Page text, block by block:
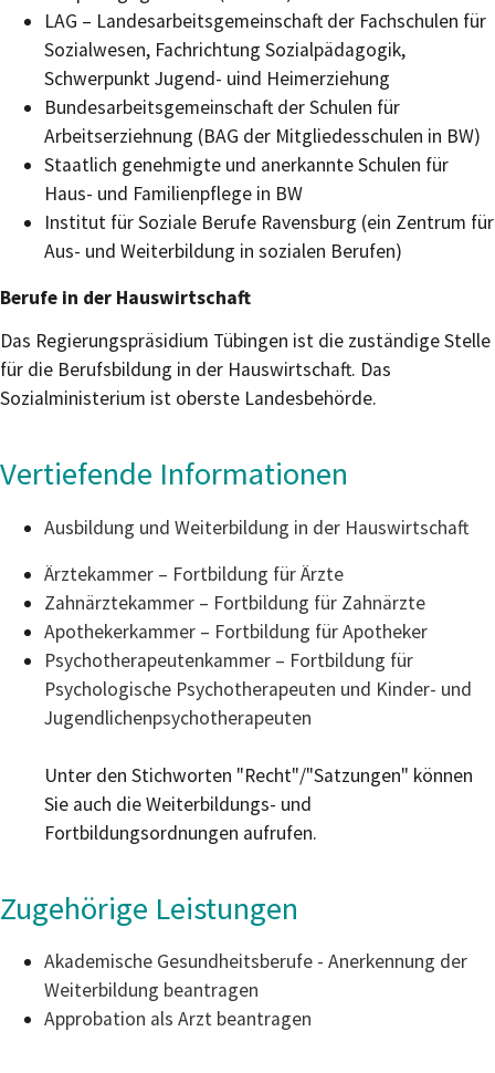
LAG – Landesarbeitsgemeinschaft der Fachschulen für
Sozialwesen, Fachrichtung Sozialpädagogik,
Schwerpunkt Jugend- uind Heimerziehung
Bundesarbeitsgemeinschaft der Schulen für
Arbeitserziehnung (BAG der Mitgliedesschulen in BW)
Staatlich genehmigte und anerkannte Schulen für
Haus- und Familienpflege in BW
Institut für Soziale Berufe Ravensburg (ein Zentrum für
Aus- und Weiterbildung in sozialen Berufen)
Berufe in der Hauswirtschaft
Das Regierungspräsidium Tübingen ist die zuständige Stelle
für die Berufsbildung in der Hauswirtschaft. Das
Sozialministerium ist oberste Landesbehörde.
Vertiefende Informationen
Ausbildung und Weiterbildung in der Hauswirtschaft
Ärztekammer – Fortbildung für Ärzte
Zahnärztekammer – Fortbildung für Zahnärzte
Apothekerkammer – Fortbildung für Apotheker
Psychotherapeutenkammer – Fortbildung für
Psychologische Psychotherapeuten und Kinder- und
Jugendlichenpsychotherapeuten
Unter den Stichworten "Recht"/"Satzungen" können
Sie auch die Weiterbildungs- und
Fortbildungsordnungen aufrufen.
Zugehörige Leistungen
Akademische Gesundheitsberufe - Anerkennung der
Weiterbildung beantragen
Approbation als Arzt beantragen